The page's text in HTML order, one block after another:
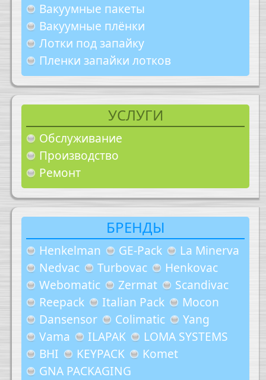
Вакуумные пакеты
Вакуумные плёнки
Лотки под запайку
Пленки запайки лотков
УСЛУГИ
Обслуживание
Производство
Ремонт
БРЕНДЫ
Henkelman GE-Pack
La Minerva
Nedvac
Turbovac
Henkovac
Webomatic
Zermat
Scandivac
Reepack
Italian Pack
Mocon
Dansensor
Colimatic
Yang
Vama
ILAPAK
LOMA SYSTEMS
BHI
KEYPACK
Komet
GNA PACKAGING